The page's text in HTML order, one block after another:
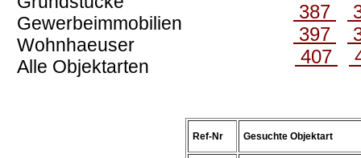
Gewerbeimmobilien
Wohnhaeuser
Alle Objektarten
387
397
407
Ref-Nr Gesuchte Objektart